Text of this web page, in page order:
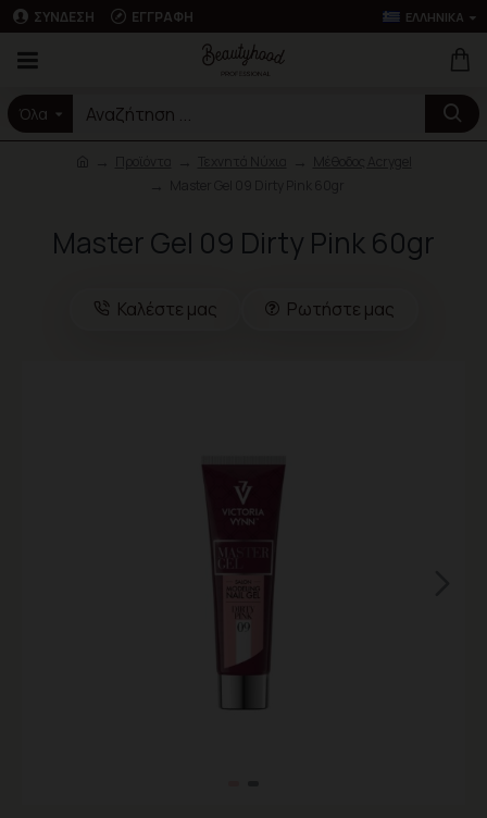
ΣΎΝΔΕΣΗ ΕΓΓΡΑΦΉ ΕΛΛΗΝΙΚΆ
Όλα
Master Gel 09 Dirty Pink 60gr
Καλέστε μας Ρωτήστε μας